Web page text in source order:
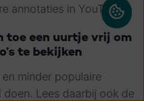
annotaties in YouTube.
toe een uurtje vrij om
te bekijken
minder populaire
doen. Lees daarbij ook de